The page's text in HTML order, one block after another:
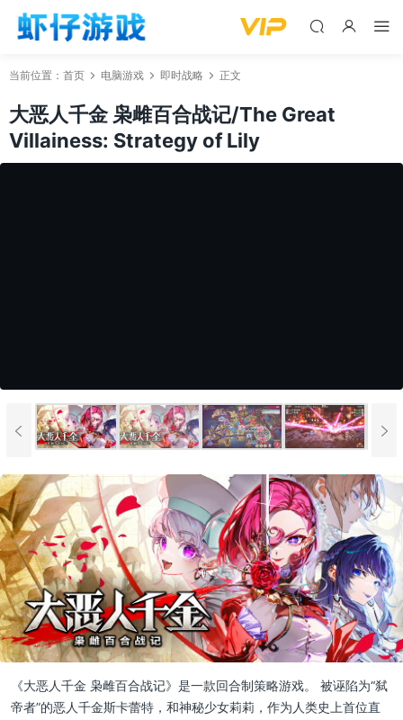
当前位置： 首页 电脑游戏 即时战略 正文
大恶人千金 枭雌百合战记/The Great
Villainess: Strategy of Lily
《大恶人千金 枭雌百合战记》是一款回合制策略游戏。 被诬陷为“弑
帝者”的恶人千金斯卡蕾特，和神秘少女莉莉，作为人类史上首位直